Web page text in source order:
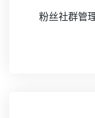
粉丝社群管